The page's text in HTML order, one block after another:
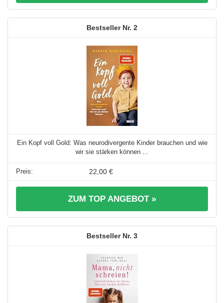
2
Ein Kopf voll Gold: Was neurodivergente Kinder brauchen und wie
wir sie stärken können ...
22,00 €
ZUM TOP ANGEBOT »
3